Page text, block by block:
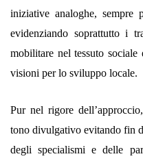
iniziative analoghe, sempre
evidenziando soprattutto i
mobilitare nel tessuto sociale
visioni per lo sviluppo locale.
Pur nel rigore
tono divulgativo evitando fin
degli specialismi e delle